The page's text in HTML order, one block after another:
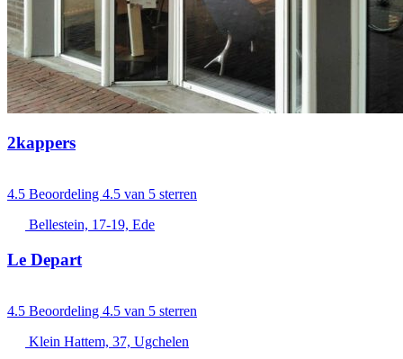
2kappers
4.5 Beoordeling 4.5 van 5 sterren
Bellestein, 17-19, Ede
Le Depart
4.5 Beoordeling 4.5 van 5 sterren
Klein Hattem, 37, Ugchelen